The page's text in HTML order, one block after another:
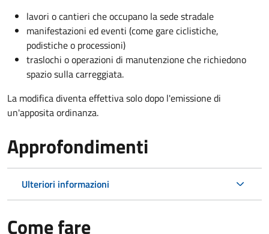
lavori o cantieri che occupano la sede stradale
manifestazioni ed eventi (come gare ciclistiche,
podistiche o processioni)
traslochi o operazioni di manutenzione che richiedono
spazio sulla carreggiata.
La modifica diventa effettiva solo dopo l'emissione di
un'apposita ordinanza.
Approfondimenti
Ulteriori informazioni
Come fare